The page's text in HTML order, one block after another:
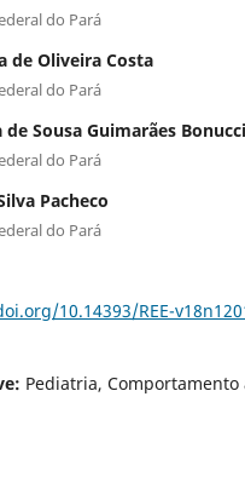
do Pará
de Oliveira Costa
do Pará
de Sousa Guimarães Bonucci
do Pará
Pacheco
do Pará
10.14393/REE-
Pediatria,